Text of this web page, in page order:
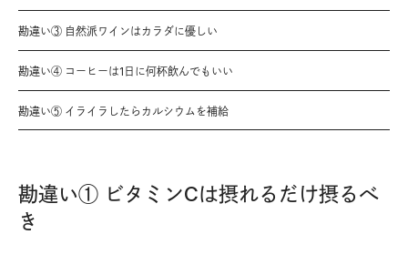
勘違い③ 自然派ワインはカラダに優しい
勘違い④ コーヒーは1日に何杯飲んでもいい
勘違い⑤ イライラしたらカルシウムを補給
勘違い① ビタミンCは摂れるだけ摂るべ
き